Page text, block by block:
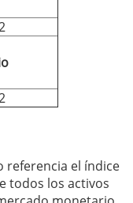
referencia el índice
todos los activos